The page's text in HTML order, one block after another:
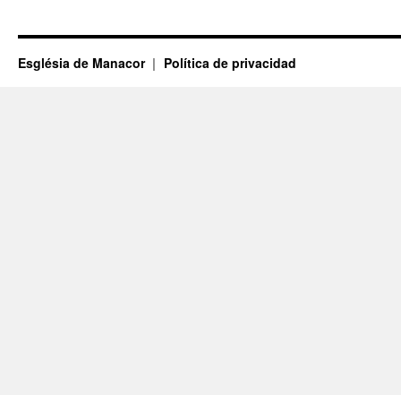
Església de Manacor Política de privacidad